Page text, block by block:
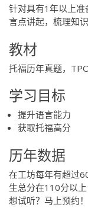
针对具有1年以上
言点讲起，梳理知
教材
托福历年真题，
学习目标
提升语言能力
获取托福高分
历年数据
在工坊每年有超过
生总分在110分以上
想试听？马上预约！